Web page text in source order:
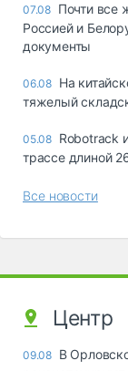
07.08 Почти все
Россией и
документы
06.08 На
тяжелый
05.08 Robotrack
трассе длиной
Все новости
Центр
09.08 В